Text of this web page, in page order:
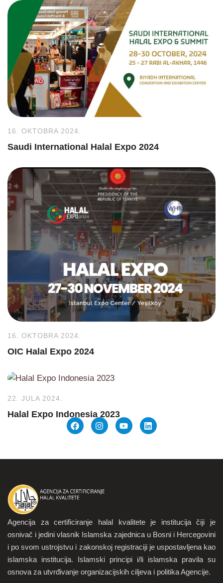
16. OKTOBRA 2024.
Saudi International Halal Expo 2024
16. OKTOBRA 2024.
OIC Halal Expo 2024
22. JULA 2024.
Halal Expo Indonesia 2023
Agencija za certificiranje halal kvalitete je institucija čiji je
osnivač i jedini vlasnik Islamska zajednica u Bosni i Hercegovini
i po svom ustrojstvu i zakonskoj registraciji je uspostavljena kao
islamska institucija. Islamski principi i/li islamska pravila su
osnova za utvrđivanje organizacijskih ciljeva i politika Agencije.